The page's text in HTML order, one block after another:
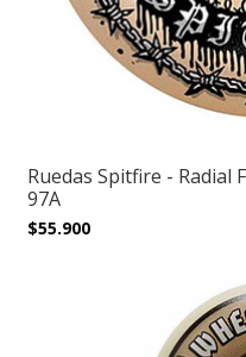
Ruedas Spitfire - Radial
97A
$55.900